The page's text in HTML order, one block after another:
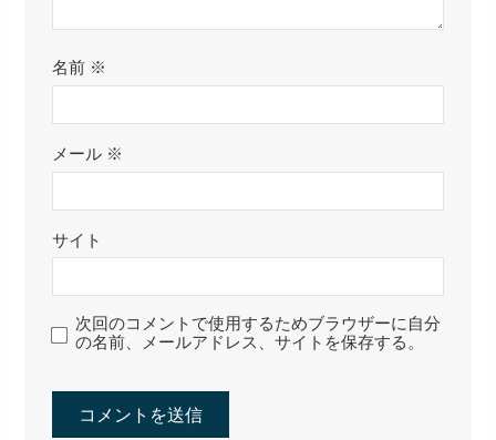
名前 ※
メール ※
サイト
次回のコメントで使用するためブラウザーに自分
の名前、メールアドレス、サイトを保存する。